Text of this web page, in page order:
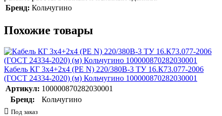
Бренд: Кольчугино
Похожие товары
Кабель КГ 3х4+2х4 (PE N) 220/380В-3 ТУ 16.К73.077-2006
(ГОСТ 24334-2020) (м) Кольчугино 100000870282030001
Артикул: 100000870282030001
Бренд:
Кольчугино
Под заказ